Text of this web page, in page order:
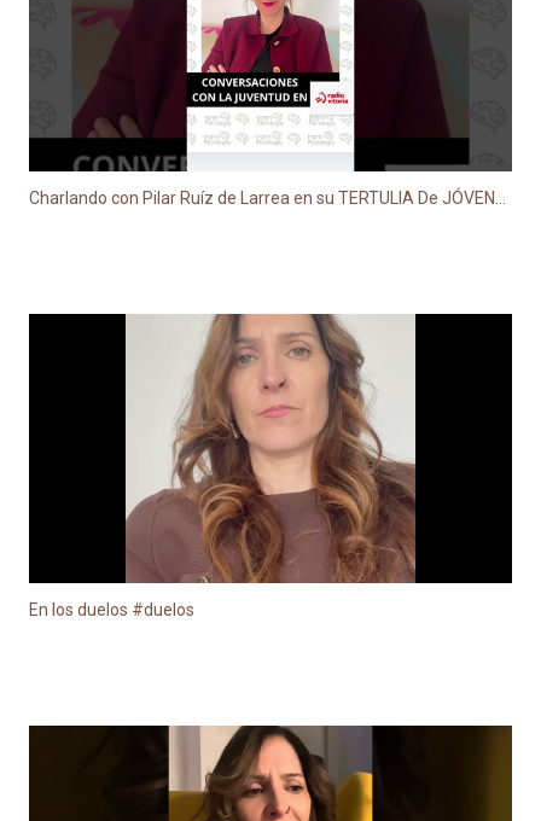
Charlando con Pilar Ruíz de Larrea en su TERTULIA De JÓVENES
En los duelos #duelos